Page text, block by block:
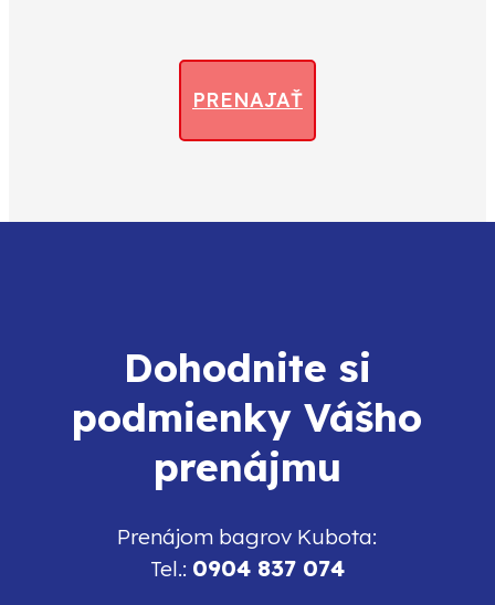
PRENAJAŤ
Dohodnite si
podmienky Vášho
prenájmu
Prenájom bagrov Kubota:
Tel.: 0904 837 074